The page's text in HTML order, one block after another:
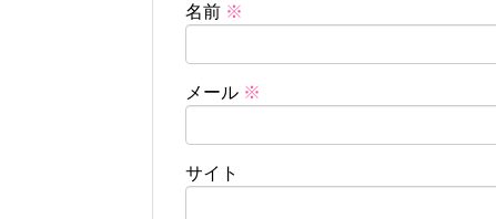
名前 ※
メール ※
サイト